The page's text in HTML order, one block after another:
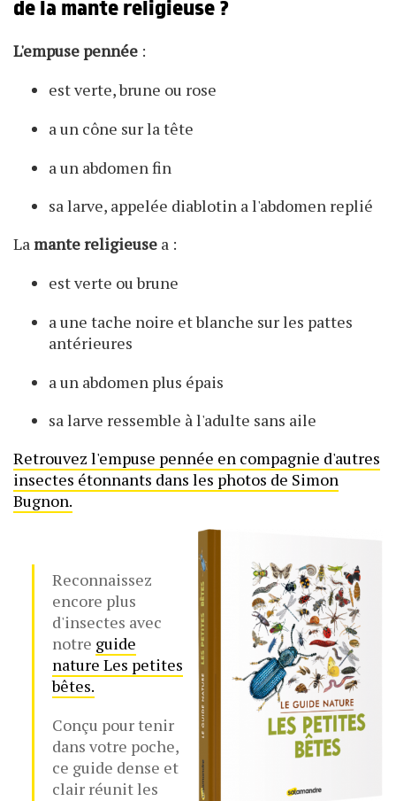
de la mante religieuse ?
L'empuse pennée :
est verte, brune ou rose
a un cône sur la tête
a un abdomen fin
sa larve, appelée diablotin a l'abdomen replié
Lamante religieuse a :
est verte ou brune
a une tache noire et blanche sur les pattes
antérieures
a un abdomen plus épais
sa larve ressemble à l'adulte sans aile
Retrouvez l'empuse pennée en compagnie d'autres
insectes étonnants dans les photos de Simon
Bugnon.
Reconnaissez
encore plus
d'insectes avec
notre guide
nature Les petites
bêtes.
Conçu pour tenir
dans votre poche,
ce guide dense et
clair réunit les